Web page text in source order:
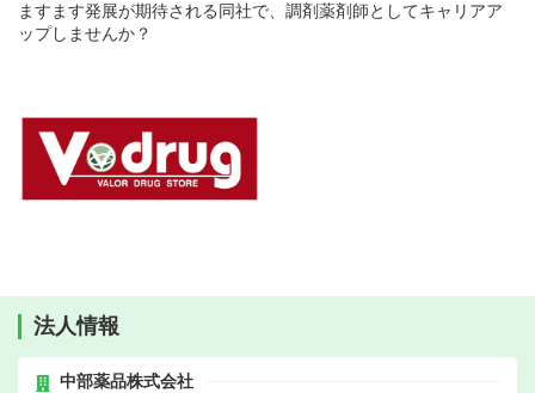
ますます発展が期待される同社で、調剤薬剤師としてキャリアア
ップしませんか？
法人情報
中部薬品株式会社